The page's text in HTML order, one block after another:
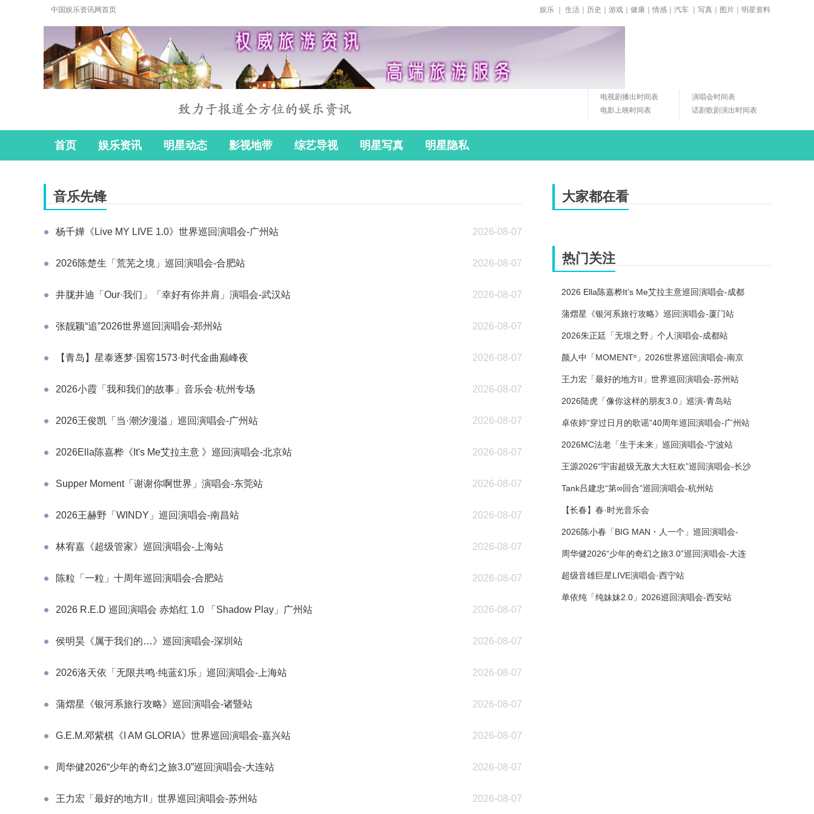
娱乐 生活 历史 游戏 健康 情感 汽车 写真 图片 明星资料
中国娱乐资讯网首页
演唱会时间表
话剧歌剧演出时间表
电视剧播出时间表
电影上映时间表
首页 娱乐资讯 明星动态 影视地带 综艺导视 明星写真 明星隐私
音乐先锋
2026-08-07
杨千嬅《Live MY LIVE 1.0》世界巡回演唱会-广州站
2026-08-07
2026陈楚生「荒芜之境」巡回演唱会-合肥站
2026-08-07
井胧井迪「Our·我们」「幸好有你并肩」演唱会-武汉站
2026-08-07
张靓颖“追”2026世界巡回演唱会-郑州站
2026-08-07
【青岛】星泰逐梦·国窖1573·时代金曲巅峰夜
2026-08-07
2026小霞「我和我们的故事」音乐会·杭州专场
2026-08-07
2026王俊凯「当·潮汐漫溢」巡回演唱会-广州站
2026-08-07
2026Ella陈嘉桦《It's Me艾拉主意 》巡回演唱会-北京站
2026-08-07
Supper Moment「谢谢你啊世界」演唱会-东莞站
2026-08-07
2026王赫野「WINDY」巡回演唱会-南昌站
2026-08-07
林宥嘉《超级管家》巡回演唱会-上海站
2026-08-07
陈粒「一粒」十周年巡回演唱会-合肥站
2026-08-07
2026 R.E.D 巡回演唱会 赤焰红 1.0 「Shadow Play」广州站
2026-08-07
侯明昊《属于我们的…》巡回演唱会-深圳站
2026-08-07
2026洛天依「无限共鸣·纯蓝幻乐」巡回演唱会-上海站
2026-08-07
蒲熠星《银河系旅行攻略》巡回演唱会-诸暨站
2026-08-07
G.E.M.邓紫棋《I AM GLORIA》世界巡回演唱会-嘉兴站
2026-08-07
周华健2026“少年的奇幻之旅3.0”巡回演唱会-大连站
2026-08-07
王力宏「最好的地方II」世界巡回演唱会-苏州站
大家都在看
热门关注
2026 Ella陈嘉桦It’s Me艾拉主意巡回演唱会-成都
蒲熠星《银河系旅行攻略》巡回演唱会-厦门站
2026朱正廷「无垠之野」个人演唱会-成都站
颜人中「MOMENTⁿ」2026世界巡回演唱会-南京
王力宏「最好的地方II」世界巡回演唱会-苏州站
2026陆虎「像你这样的朋友3.0」巡演-青岛站
卓依婷“穿过日月的歌谣”40周年巡回演唱会-广州站
2026MC法老「生于未来」巡回演唱会-宁波站
王源2026“宇宙超级无敌大大狂欢”巡回演唱会-长沙
Tank吕建忠“第∞回合”巡回演唱会-杭州站
【长春】春·时光音乐会
2026陈小春「BIG MAN・人一个」巡回演唱会-
周华健2026“少年的奇幻之旅3.0”巡回演唱会-大连
超级音雄巨星LIVE演唱会·西宁站
单依纯「纯妹妹2.0」2026巡回演唱会-西安站